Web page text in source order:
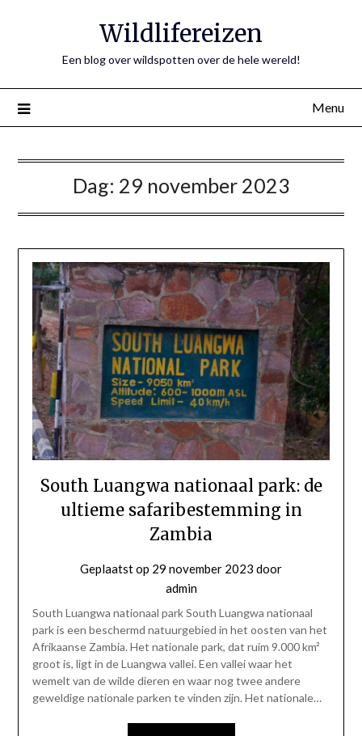
Wildlifereizen
Een blog over wildspotten over de hele wereld!
Menu
Dag: 29 november 2023
South Luangwa nationaal park: de
ultieme safaribestemming in
Zambia
Geplaatst op 29 november 2023 door
admin
South Luangwa nationaal park South Luangwa nationaal
park is een beschermd natuurgebied in het oosten van het
Afrikaanse Zambia. Het nationale park, dat ruim 9.000 km²
groot is, ligt in de Luangwa vallei. Een vallei waar het
wemelt van de wilde dieren en waar nog twee andere
geweldige nationale parken te vinden zijn. Het nationale…